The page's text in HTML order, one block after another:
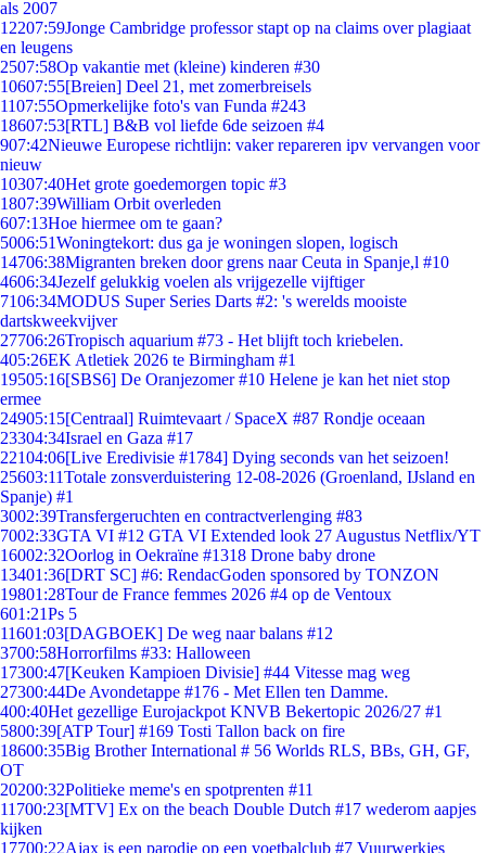
als 2007
12207:59Jonge Cambridge professor stapt op na claims over plagiaat
en leugens
2507:58Op vakantie met (kleine) kinderen #30
10607:55[Breien] Deel 21, met zomerbreisels
1107:55Opmerkelijke foto's van Funda #243
18607:53[RTL] B&B vol liefde 6de seizoen #4
907:42Nieuwe Europese richtlijn: vaker repareren ipv vervangen voor
nieuw
10307:40Het grote goedemorgen topic #3
1807:39William Orbit overleden
607:13Hoe hiermee om te gaan?
5006:51Woningtekort: dus ga je woningen slopen, logisch
14706:38Migranten breken door grens naar Ceuta in Spanje,l #10
4606:34Jezelf gelukkig voelen als vrijgezelle vijftiger
7106:34MODUS Super Series Darts #2: 's werelds mooiste
dartskweekvijver
27706:26Tropisch aquarium #73 - Het blijft toch kriebelen.
405:26EK Atletiek 2026 te Birmingham #1
19505:16[SBS6] De Oranjezomer #10 Helene je kan het niet stop
ermee
24905:15[Centraal] Ruimtevaart / SpaceX #87 Rondje oceaan
23304:34Israel en Gaza #17
22104:06[Live Eredivisie #1784] Dying seconds van het seizoen!
25603:11Totale zonsverduistering 12-08-2026 (Groenland, IJsland en
Spanje) #1
3002:39Transfergeruchten en contractverlenging #83
7002:33GTA VI #12 GTA VI Extended look 27 Augustus Netflix/YT
16002:32Oorlog in Oekraïne #1318 Drone baby drone
13401:36[DRT SC] #6: RendacGoden sponsored by TONZON
19801:28Tour de France femmes 2026 #4 op de Ventoux
601:21Ps 5
11601:03[DAGBOEK] De weg naar balans #12
3700:58Horrorfilms #33: Halloween
17300:47[Keuken Kampioen Divisie] #44 Vitesse mag weg
27300:44De Avondetappe #176 - Met Ellen ten Damme.
400:40Het gezellige Eurojackpot KNVB Bekertopic 2026/27 #1
5800:39[ATP Tour] #169 Tosti Tallon back on fire
18600:35Big Brother International # 56 Worlds RLS, BBs, GH, GF,
OT
20200:32Politieke meme's en spotprenten #11
11700:23[MTV] Ex on the beach Double Dutch #17 wederom aapjes
kijken
17700:22Ajax is een parodie op een voetbalclub #7 Vuurwerkjes